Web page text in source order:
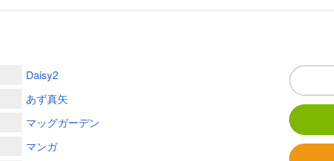
Daisy2
あず真矢
マッグガーデン
マンガ